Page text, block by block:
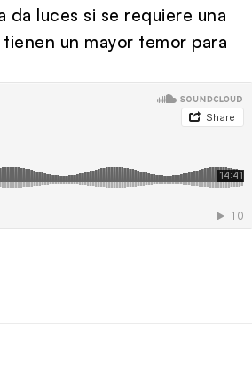
da luces si se requiere una
un mayor temor para